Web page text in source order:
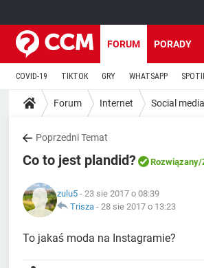
FORUM PORADY
COVID-19 TIKTOK GRY WHATSAPP
Forum Internet Social media
Poprzedni Temat
Co to jest plandid? Rozwiązany/
zulu5 - 23 sie 2017 o 08:39
Trisza - 28 sie 2017 o 13:23
To jakaś moda na Instagramie?